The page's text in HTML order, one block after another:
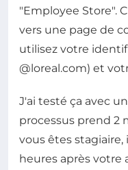
"Employee Store".
vers une page de
utilisez votre
@loreal.com) et
J'ai testé ça avec
processus prend 2
vous êtes
heures après votre